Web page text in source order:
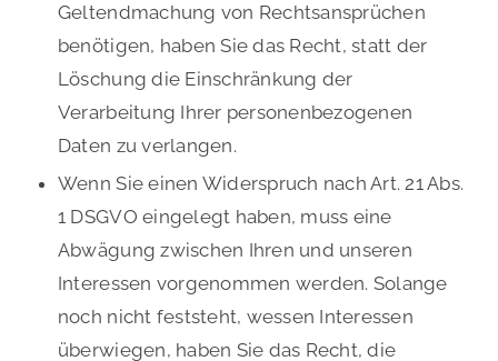
Geltendmachung von Rechtsansprüchen
benötigen, haben Sie das Recht, statt der
Löschung die Einschränkung der
Verarbeitung Ihrer personenbezogenen
Daten zu verlangen.
Wenn Sie einen Widerspruch nach Art. 21 Abs.
1 DSGVO eingelegt haben, muss eine
Abwägung zwischen Ihren und unseren
Interessen vorgenommen werden. Solange
noch nicht feststeht, wessen Interessen
überwiegen, haben Sie das Recht, die